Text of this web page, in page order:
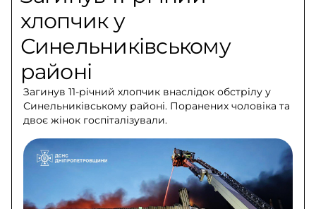
хлопчик у
Синельниківському
районі
Загинув 11-річний хлопчик внаслідок обстрілу у
Синельниківському районі. Поранених чоловіка та
двоє жінок госпіталізували.